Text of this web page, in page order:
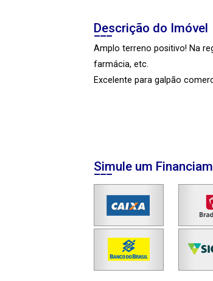
Descrição do Imóvel
Amplo terreno positivo! Na
farmácia, etc.
Excelente para galpão
Simule um